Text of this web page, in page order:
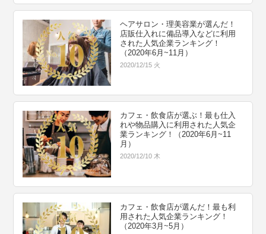
ヘアサロン・理美容業が選んだ！
店販仕入れに備品導入などに利用
された人気企業ランキング！
（2020年6月~11月）
2020/12/15 火
カフェ・飲食店が選ぶ！最も仕入
れや物品購入に利用された人気企
業ランキング！（2020年6月~11
月）
2020/12/10 木
カフェ・飲食店が選んだ！最も利
用された人気企業ランキング！
（2020年3月~5月）